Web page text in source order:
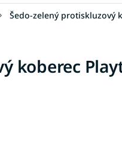
Šedo-zelený protiskluzový
koberec